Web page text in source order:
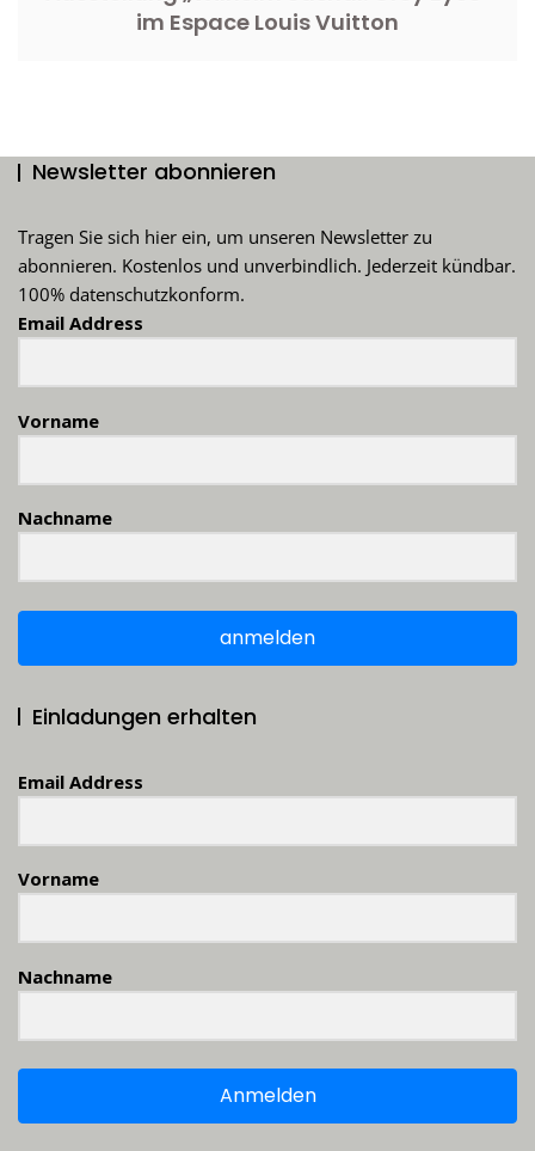
im Espace Louis Vuitton
Newsletter abonnieren
Tragen Sie sich hier ein, um unseren Newsletter zu
abonnieren. Kostenlos und unverbindlich. Jederzeit kündbar.
100% datenschutzkonform.
Email Address
Vorname
Nachname
anmelden
Einladungen erhalten
Email Address
Vorname
Nachname
Anmelden